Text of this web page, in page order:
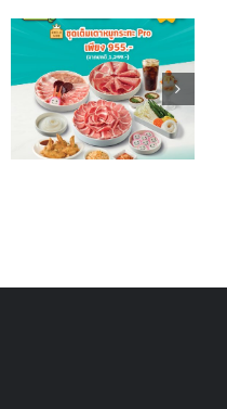
ฮีลใจหลังช้อป
ด้วยเต็มเตา
หมูกระทะ